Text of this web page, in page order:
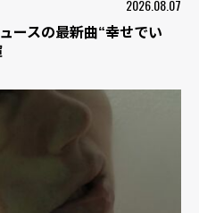
2026.08.07
ースの最新曲“幸せでい